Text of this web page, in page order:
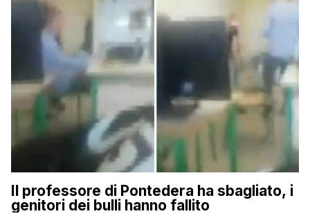
Il professore di Pontedera ha sbagliato, i
genitori dei bulli hanno fallito